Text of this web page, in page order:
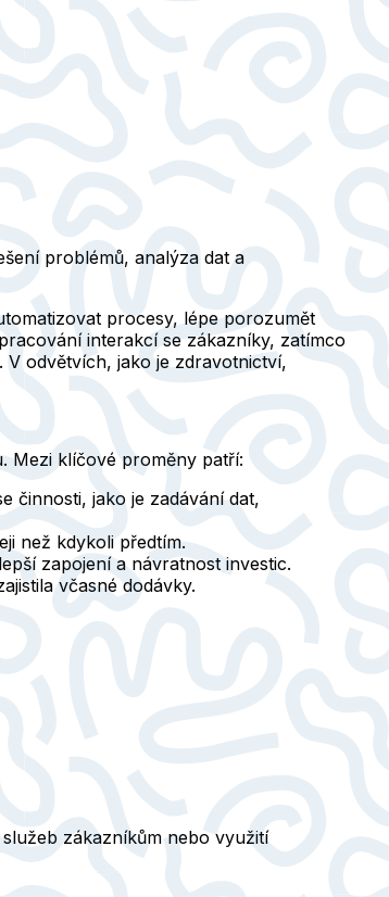
problémů, analýza dat a
procesy, lépe porozumět
interakcí se zákazníky, zatímco
odvětvích, jako je zdravotnictví,
Mezi klíčové proměny patří:
činnosti, jako je zadávání dat,
než kdykoli předtím.
zapojení a návratnost investic.
včasné dodávky.
zákazníkům nebo využití